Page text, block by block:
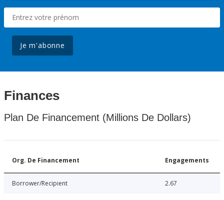
Je m'abonne
Finances
Plan De Financement (Millions De Dollars)
Org. De Financement Engagements
Borrower/Recipient 2.67